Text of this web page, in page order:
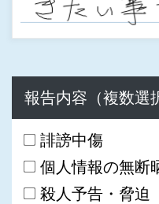
報告内容（複数選
誹謗中傷
個人情報の無断
殺人予告・脅迫